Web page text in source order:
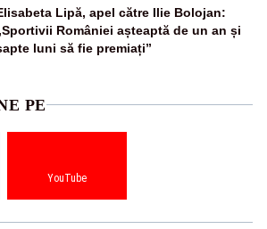
Lipă, apel către Ilie Bolojan:
României așteaptă de un an și
luni să fie premiați”
PE
YouTube